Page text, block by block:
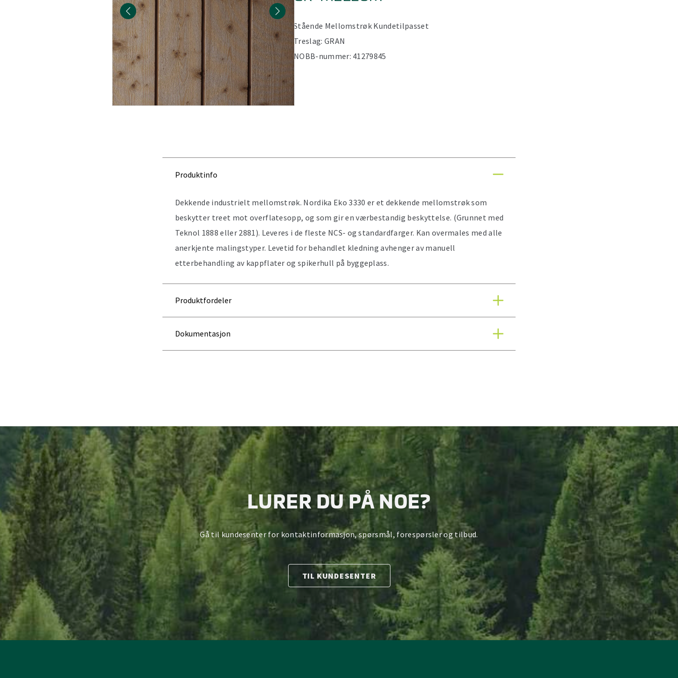
Stående Mellomstrøk Kundetilpasset
Treslag: GRAN
NOBB-nummer: 41279845
Produktinfo
Dekkende industrielt mellomstrøk. Nordika Eko 3330 er et dekkende mellomstrøk som
beskytter treet mot overflatesopp, og som gir en værbestandig beskyttelse. (Grunnet med
Teknol 1888 eller 2881). Leveres i de fleste NCS- og standardfarger. Kan overmales med alle
anerkjente malingstyper. Levetid for behandlet kledning avhenger av manuell
etterbehandling av kappflater og spikerhull på byggeplass.
Produktfordeler
Dokumentasjon
LURER DU PÅ NOE?
Gå til kundesenter for kontaktinformasjon, spørsmål, forespørsler og tilbud.
TIL KUNDESENTER